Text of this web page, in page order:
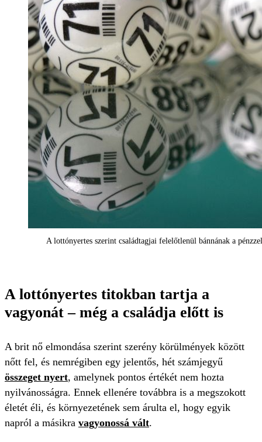
A lottónyertes szerint családtagjai felelőtlenül bánnának a
A lottónyertes titokban tartja a
vagyonát – még a családja előtt is
A brit nő elmondása szerint szerény körülmények között
nőtt fel, és nemrégiben egy jelentős, hét számjegyű
összeget nyert, amelynek pontos értékét nem hozta
nyilvánosságra. Ennek ellenére továbbra is a megszokott
életét éli, és környezetének sem árulta el, hogy egyik
napról a másikra vagyonossá vált.